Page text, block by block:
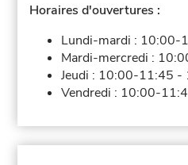
Horaires d'ouvertures :
Lundi-mardi : 10:00-
Mardi-mercredi :
Jeudi : 10:00-11:45 -
Vendredi : 10:00-